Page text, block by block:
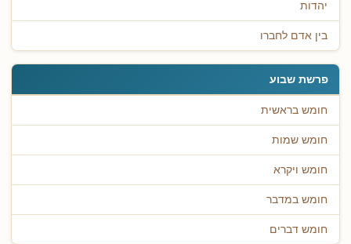
יהדות
בין אדם לחברו
פרשת שבוע
חומש בראשית
חומש שמות
חומש ויקרא
חומש במדבר
חומש דברים